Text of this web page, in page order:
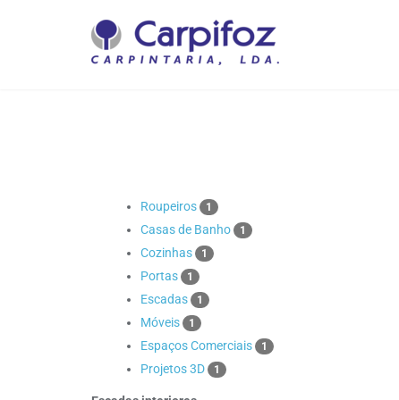
Roupeiros 1
Casas de Banho 1
Cozinhas 1
Portas 1
Escadas 1
Móveis 1
Espaços Comerciais 1
Projetos 3D 1